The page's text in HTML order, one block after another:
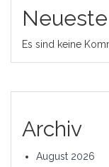
Es sind keine
Archiv
August 2026